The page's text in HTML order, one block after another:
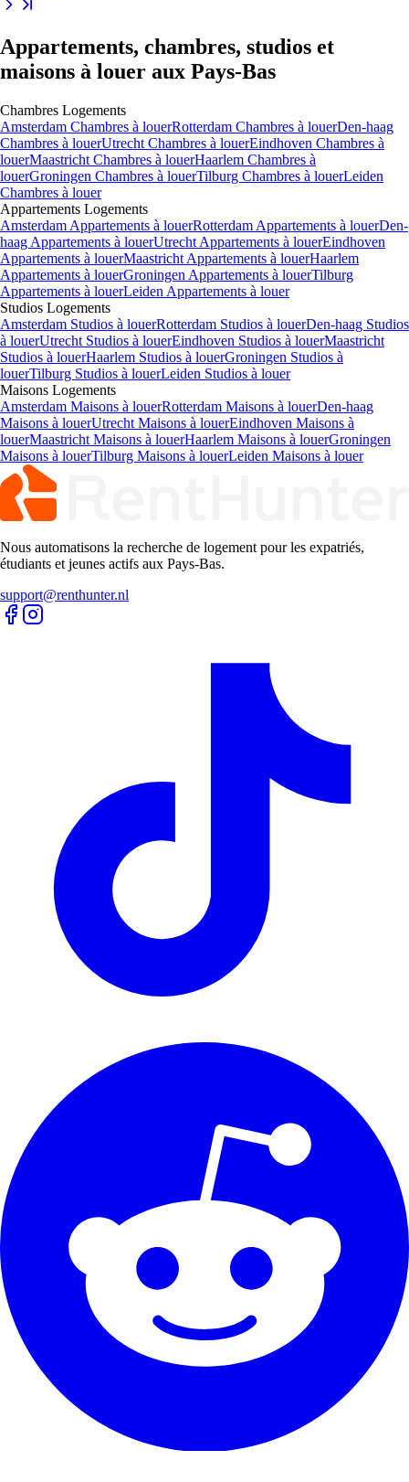
Appartements, chambres, studios et
maisons à louer aux Pays-Bas
Chambres Logements
Amsterdam Chambres à louerRotterdam Chambres à louerDen-haag
Chambres à louerUtrecht Chambres à louerEindhoven Chambres à
louerMaastricht Chambres à louerHaarlem Chambres à
louerGroningen Chambres à louerTilburg Chambres à louerLeiden
Chambres à louer
Appartements Logements
Amsterdam Appartements à louerRotterdam Appartements à louerDen-
haag Appartements à louerUtrecht Appartements à louerEindhoven
Appartements à louerMaastricht Appartements à louerHaarlem
Appartements à louerGroningen Appartements à louerTilburg
Appartements à louerLeiden Appartements à louer
Studios Logements
Amsterdam Studios à louerRotterdam Studios à louerDen-haag Studios
à louerUtrecht Studios à louerEindhoven Studios à louerMaastricht
Studios à louerHaarlem Studios à louerGroningen Studios à
louerTilburg Studios à louerLeiden Studios à louer
Maisons Logements
Amsterdam Maisons à louerRotterdam Maisons à louerDen-haag
Maisons à louerUtrecht Maisons à louerEindhoven Maisons à
louerMaastricht Maisons à louerHaarlem Maisons à louerGroningen
Maisons à louerTilburg Maisons à louerLeiden Maisons à louer
Nous automatisons la recherche de logement pour les expatriés,
étudiants et jeunes actifs aux Pays-Bas.
support@renthunter.nl